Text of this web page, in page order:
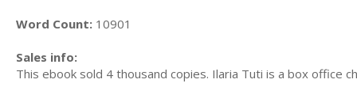
Word Count: 10901
Sales info:
This ebook sold 4 thousand copies. Ilaria Tuti is a box office